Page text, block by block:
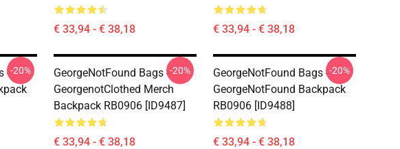
€ 33,94 - € 38,18 € 33,94 - € 38,18
--20%
GeorgeNotFound Bags -
GeorgenotClothed Merch
Backpack RB0906 [ID9487]
€ 33,94 - € 38,18
-20%
GeorgeNotFound Bags -
GeorgeNotFound Backpack
RB0906 [ID9488]
€ 33,94 - € 38,18
-20%